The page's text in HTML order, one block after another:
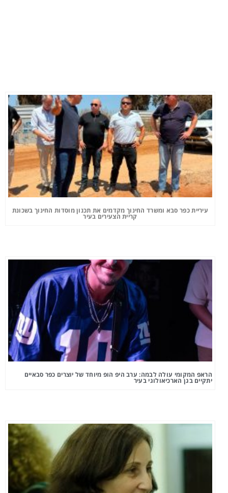
עיריית כפר סבא ומשרד החינוך מקדמים את תכנון מוסדות החינוך בשכונת
קריית הצעירים בעיר
הראפ המקומי עולה לבמה: ערב היפ הופ מיוחד של יוצרים כפר סבאיים
יתקיים בגן הארכיאולוגי בעיר